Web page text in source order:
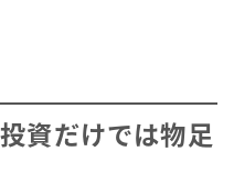
資だけでは物足